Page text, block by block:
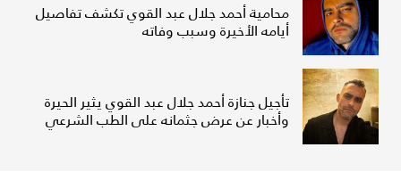
محامية أحمد جلال عبد القوي تكشف تفاصيل
أيامه الأخيرة وسبب وفاته
تأجيل جنازة أحمد جلال عبد القوي يثير الحيرة
وأخبار عن عرض جثمانه على الطب الشرعي